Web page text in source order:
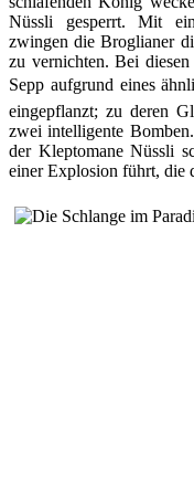
Nüssli gesperrt. Mit
zwingen die Broglianer
zu vernichten. Bei
Sepp aufgrund eines
eingepflanzt; zu deren
zwei intelligente
der Kleptomane Nüssli
einer Explosion führt, die